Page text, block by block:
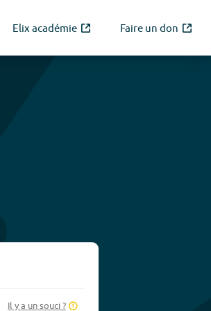
Elix académie Faire un don
Il y a un souci ?